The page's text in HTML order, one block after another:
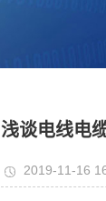
浅谈电线电
2019-11-16